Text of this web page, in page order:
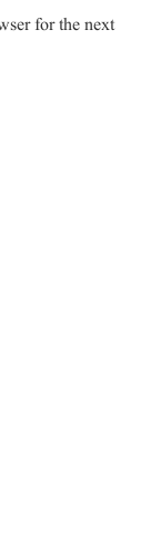
for the next